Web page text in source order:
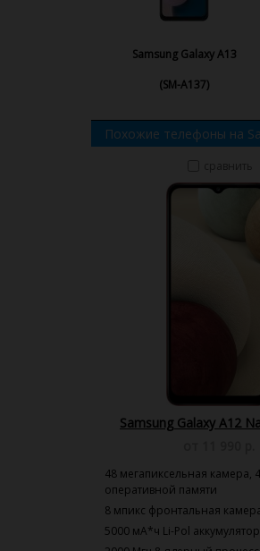
Samsung Galaxy A13
(SM-A137)
Похожие телефоны на
Samsung Galaxy A12
48 мегапиксельная камера,
оперативной памяти
8 мпикс фронтальная
5000 мА*ч Li-Pol аккумулятор